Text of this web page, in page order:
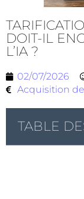
DOIT-IL
L’IA ?
02/07/2026
Acquisition
TABLE